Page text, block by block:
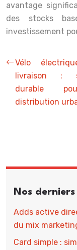
avantage
des stocks
investissement
Vélo
livraison :
durable
distribution
Nos
Adds active
du mix
Card simple :